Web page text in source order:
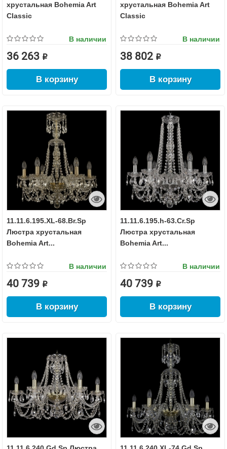
хрустальная Bohemia Art
Classic
В наличии
36 263 ₽
В корзину
хрустальная Bohemia Art
Classic
В наличии
38 802 ₽
В корзину
11.11.6.195.XL-68.Br.Sp
Люстра хрустальная
Bohemia Art...
В наличии
40 739 ₽
В корзину
11.11.6.195.h-63.Cr.Sp
Люстра хрустальная
Bohemia Art...
В наличии
40 739 ₽
В корзину